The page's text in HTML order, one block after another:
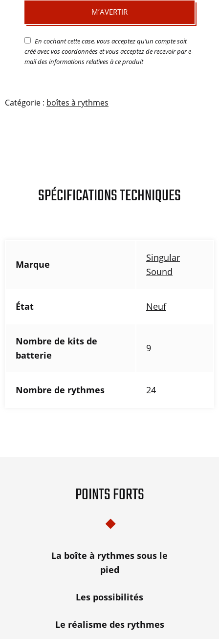
M’AVERTIR
En cochant cette case, vous acceptez qu’un compte soit
créé avec vos coordonnées et vous acceptez de recevoir par e-
mail des informations relatives à ce produit
Catégorie : boîtes à rythmes
SPÉCIFICATIONS TECHNIQUES
Marque
Singular
Sound
État Neuf
Nombre de kits de
batterie
9
Nombre de rythmes 24
POINTS FORTS
La boîte à rythmes sous le
pied
Les possibilités
Le réalisme des rythmes